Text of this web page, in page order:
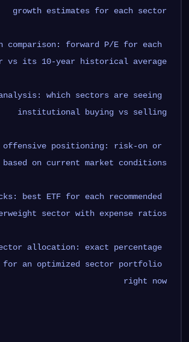
growth estimates for each sector
comparison: forward P/E for each
vs its 10-year historical average
which sectors are seeing
institutional buying vs selling
offensive positioning: risk-on or
on current market conditions
best ETF for each recommended
sector with expense ratios
allocation: exact percentage
for an optimized sector portfolio
right now